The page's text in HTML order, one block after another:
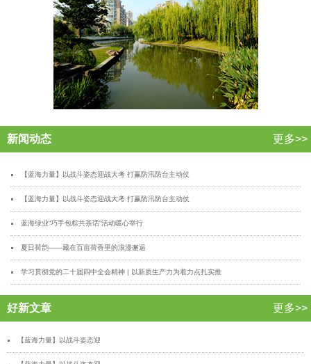
新闻动态 更多>>
【蓝海力量】以战斗姿态迎战大考 打赢防汛防台主动仗
【蓝海力量】以战斗姿态迎战大考 打赢防汛防台主动仗
蓝海绿业“巧手包粽共茶话”活动暖心举行
夏日荷韵——藏在百亩荷香里的浪漫邂逅
学习贯彻党的二十届四中全会精神 | 以新质生产力为着力点扎实推
好新文章 更多>>
【蓝海力量】以战斗姿态迎